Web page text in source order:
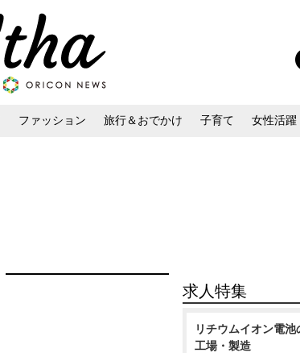
ファッション 旅行＆おでかけ 子育て 女性活躍
求人特集
リチウムイオン電
工場・製造